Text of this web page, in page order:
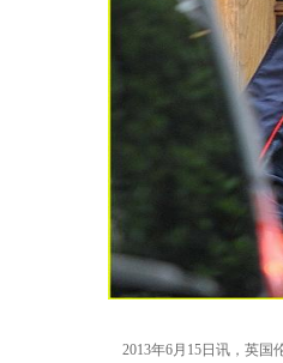
2013年6月15日讯，英国